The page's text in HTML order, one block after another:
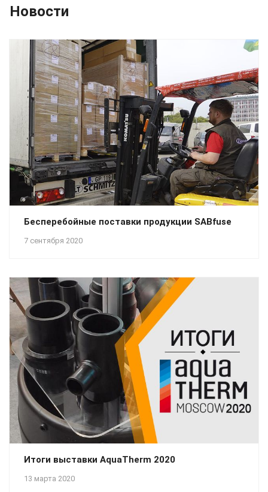
Новости
7 сентября 2020
Бесперебойные поставки продукции SABfuse
13 марта 2020
Итоги выставки AquaTherm 2020